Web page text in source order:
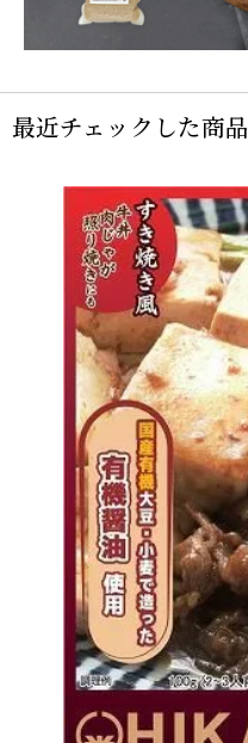
最近チェックした商品